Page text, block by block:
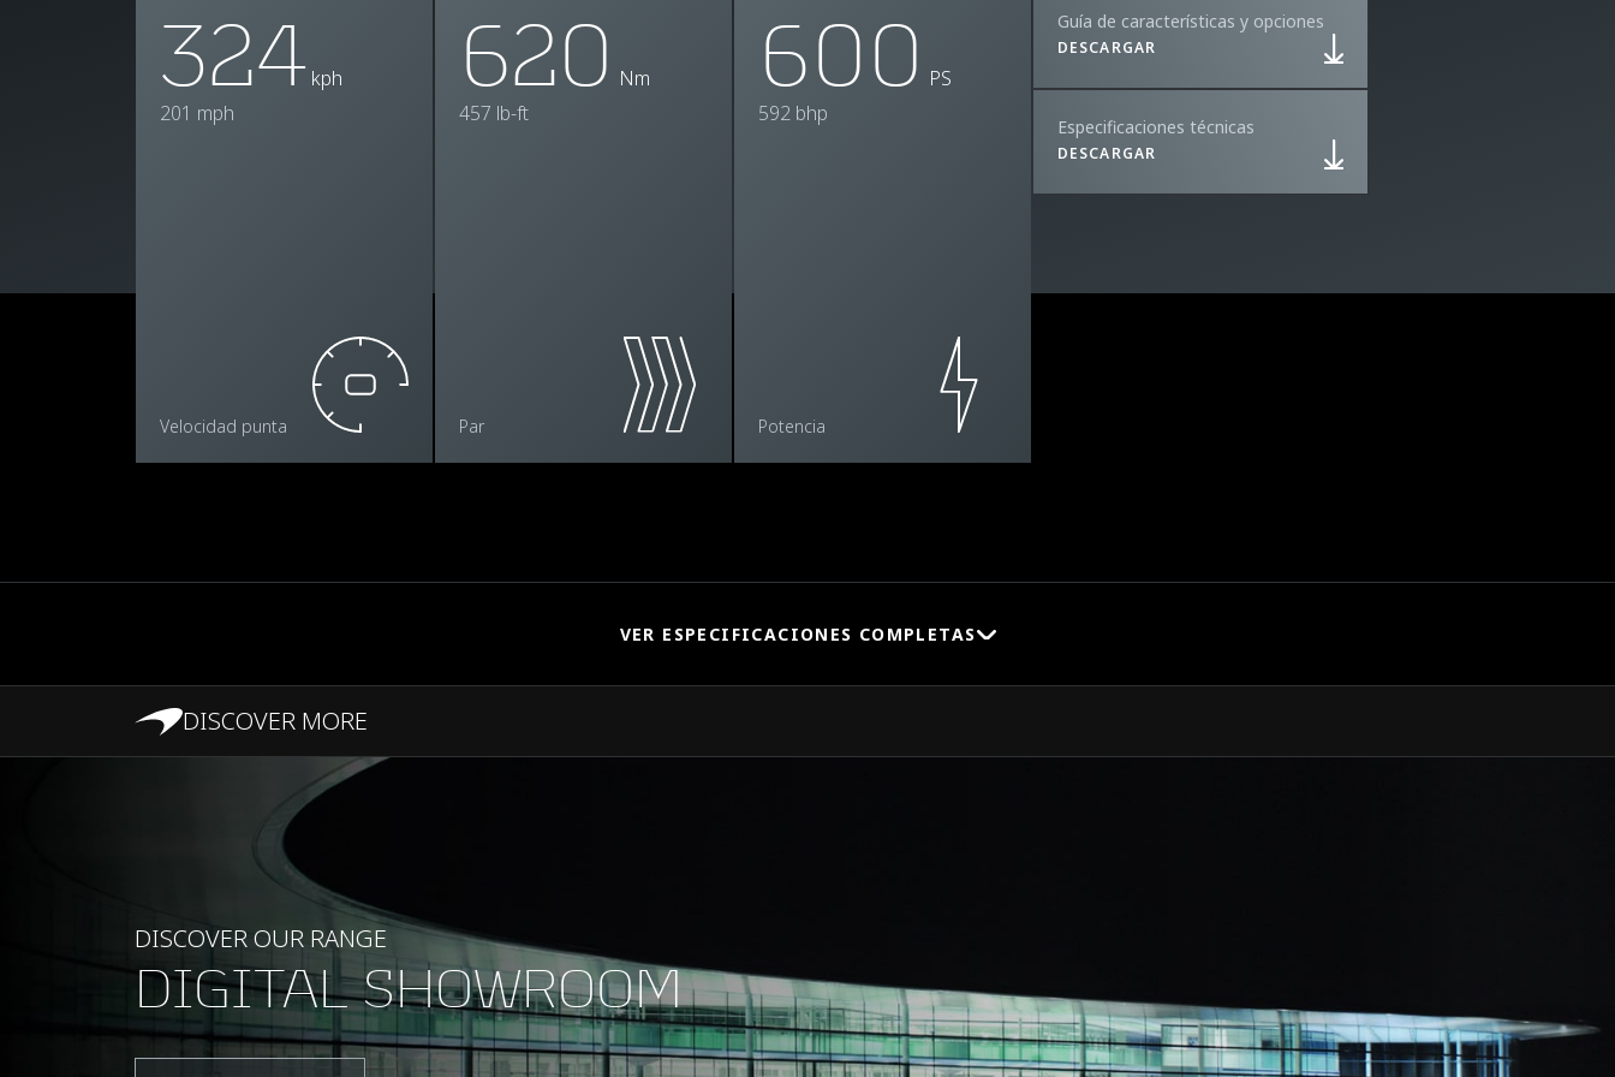
324 kph
201 mph
Velocidad punta
620 Nm
457 lb-ft
Par
600 PS
592 bhp
Potencia
Guía de características y opciones
DESCARGAR
Especificaciones técnicas
DESCARGAR
VER ESPECIFICACIONES COMPLETAS
RENDIMIENTO
0-200 km/h (0-124 MPH) 8,4s
DISCOVER MORE
DISCOVER OUR RANGE
DIGITAL SHOWROOM